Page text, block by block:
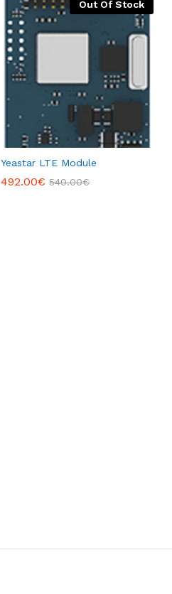
Out Of Stock
Yeastar LTE Module
492.00€ 540.00€